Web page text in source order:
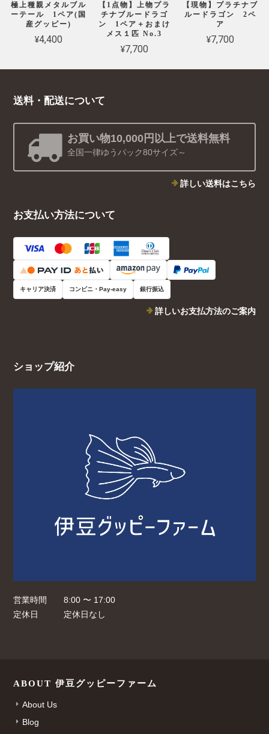
極上種親メタルブル
ーテール 1ペア(国
産グッピー)
¥4,400
【1点物】上物プラ
チナブルードラゴ
ン 1ペア＋おまけ
メス１匹 No.3
¥7,700
【現物】プラチナブ
ルードラゴン 2ペ
ア
¥7,700
送料・配送について
お買い物10,000円以上で送料無料
全国一律ゆうパック80サイズ～
詳しい送料はこちら
お支払い方法について
キャリア決済 コンビニ・Pay-easy 銀行振込
詳しいお支払方法のご案内
ショップ紹介
営業時間
8:00 〜 17:00
定休日
定休日なし
ABOUT 伊豆グッピーファーム
About Us
Blog